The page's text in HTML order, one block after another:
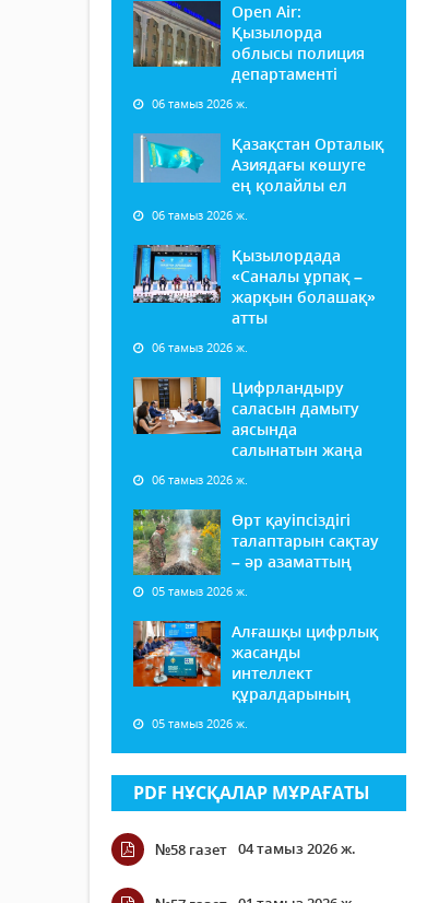
Open Air:
Қызылорда
облысы полиция
департаменті
06 тамыз 2026 ж.
Қазақстан Орталық
Азиядағы көшуге
ең қолайлы ел
06 тамыз 2026 ж.
Қызылордада
«Саналы ұрпақ –
жарқын болашақ»
атты
06 тамыз 2026 ж.
Цифрландыру
саласын дамыту
аясында
салынатын жаңа
06 тамыз 2026 ж.
Өрт қауіпсіздігі
талаптарын сақтау
– әр азаматтың
05 тамыз 2026 ж.
Алғашқы цифрлық
жасанды
интеллект
құралдарының
05 тамыз 2026 ж.
PDF НҰСҚАЛАР МҰРАҒАТЫ
№58 газет 04 тамыз 2026 ж.